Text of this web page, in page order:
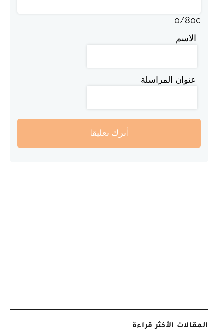
0/800
الاسم
عنوان المراسلة
أترك تعليقا
المقالات الأكثر قراءة